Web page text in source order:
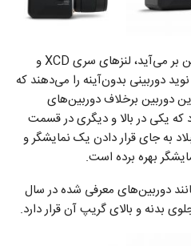
همان‌گونه که از تصاویر این دوربین بر می‌آید، لنزهای سری XCD و
دوربینی بدون‌آینه را می‌دهند که
دوربین برخلاف دوربین‌های
که یکی در بالا و دیگری در قسمت
به جای قرار دادن یک نمایشگر و
بهره برده است.
دوربین‌های معرفی شده در سال
بدنه و بالای گریپ آن قرار دارد.